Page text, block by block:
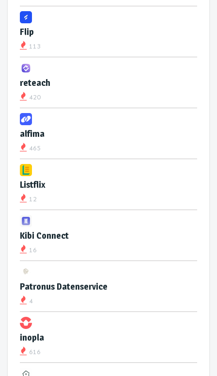
Flip
113
reteach
420
alfima
465
Listflix
12
Kibi Connect
16
Patronus Datenservice
4
inopla
616